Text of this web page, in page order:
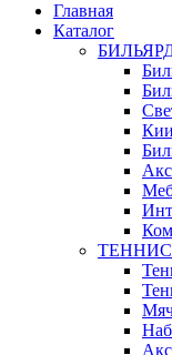
Главная
Каталог
Кии